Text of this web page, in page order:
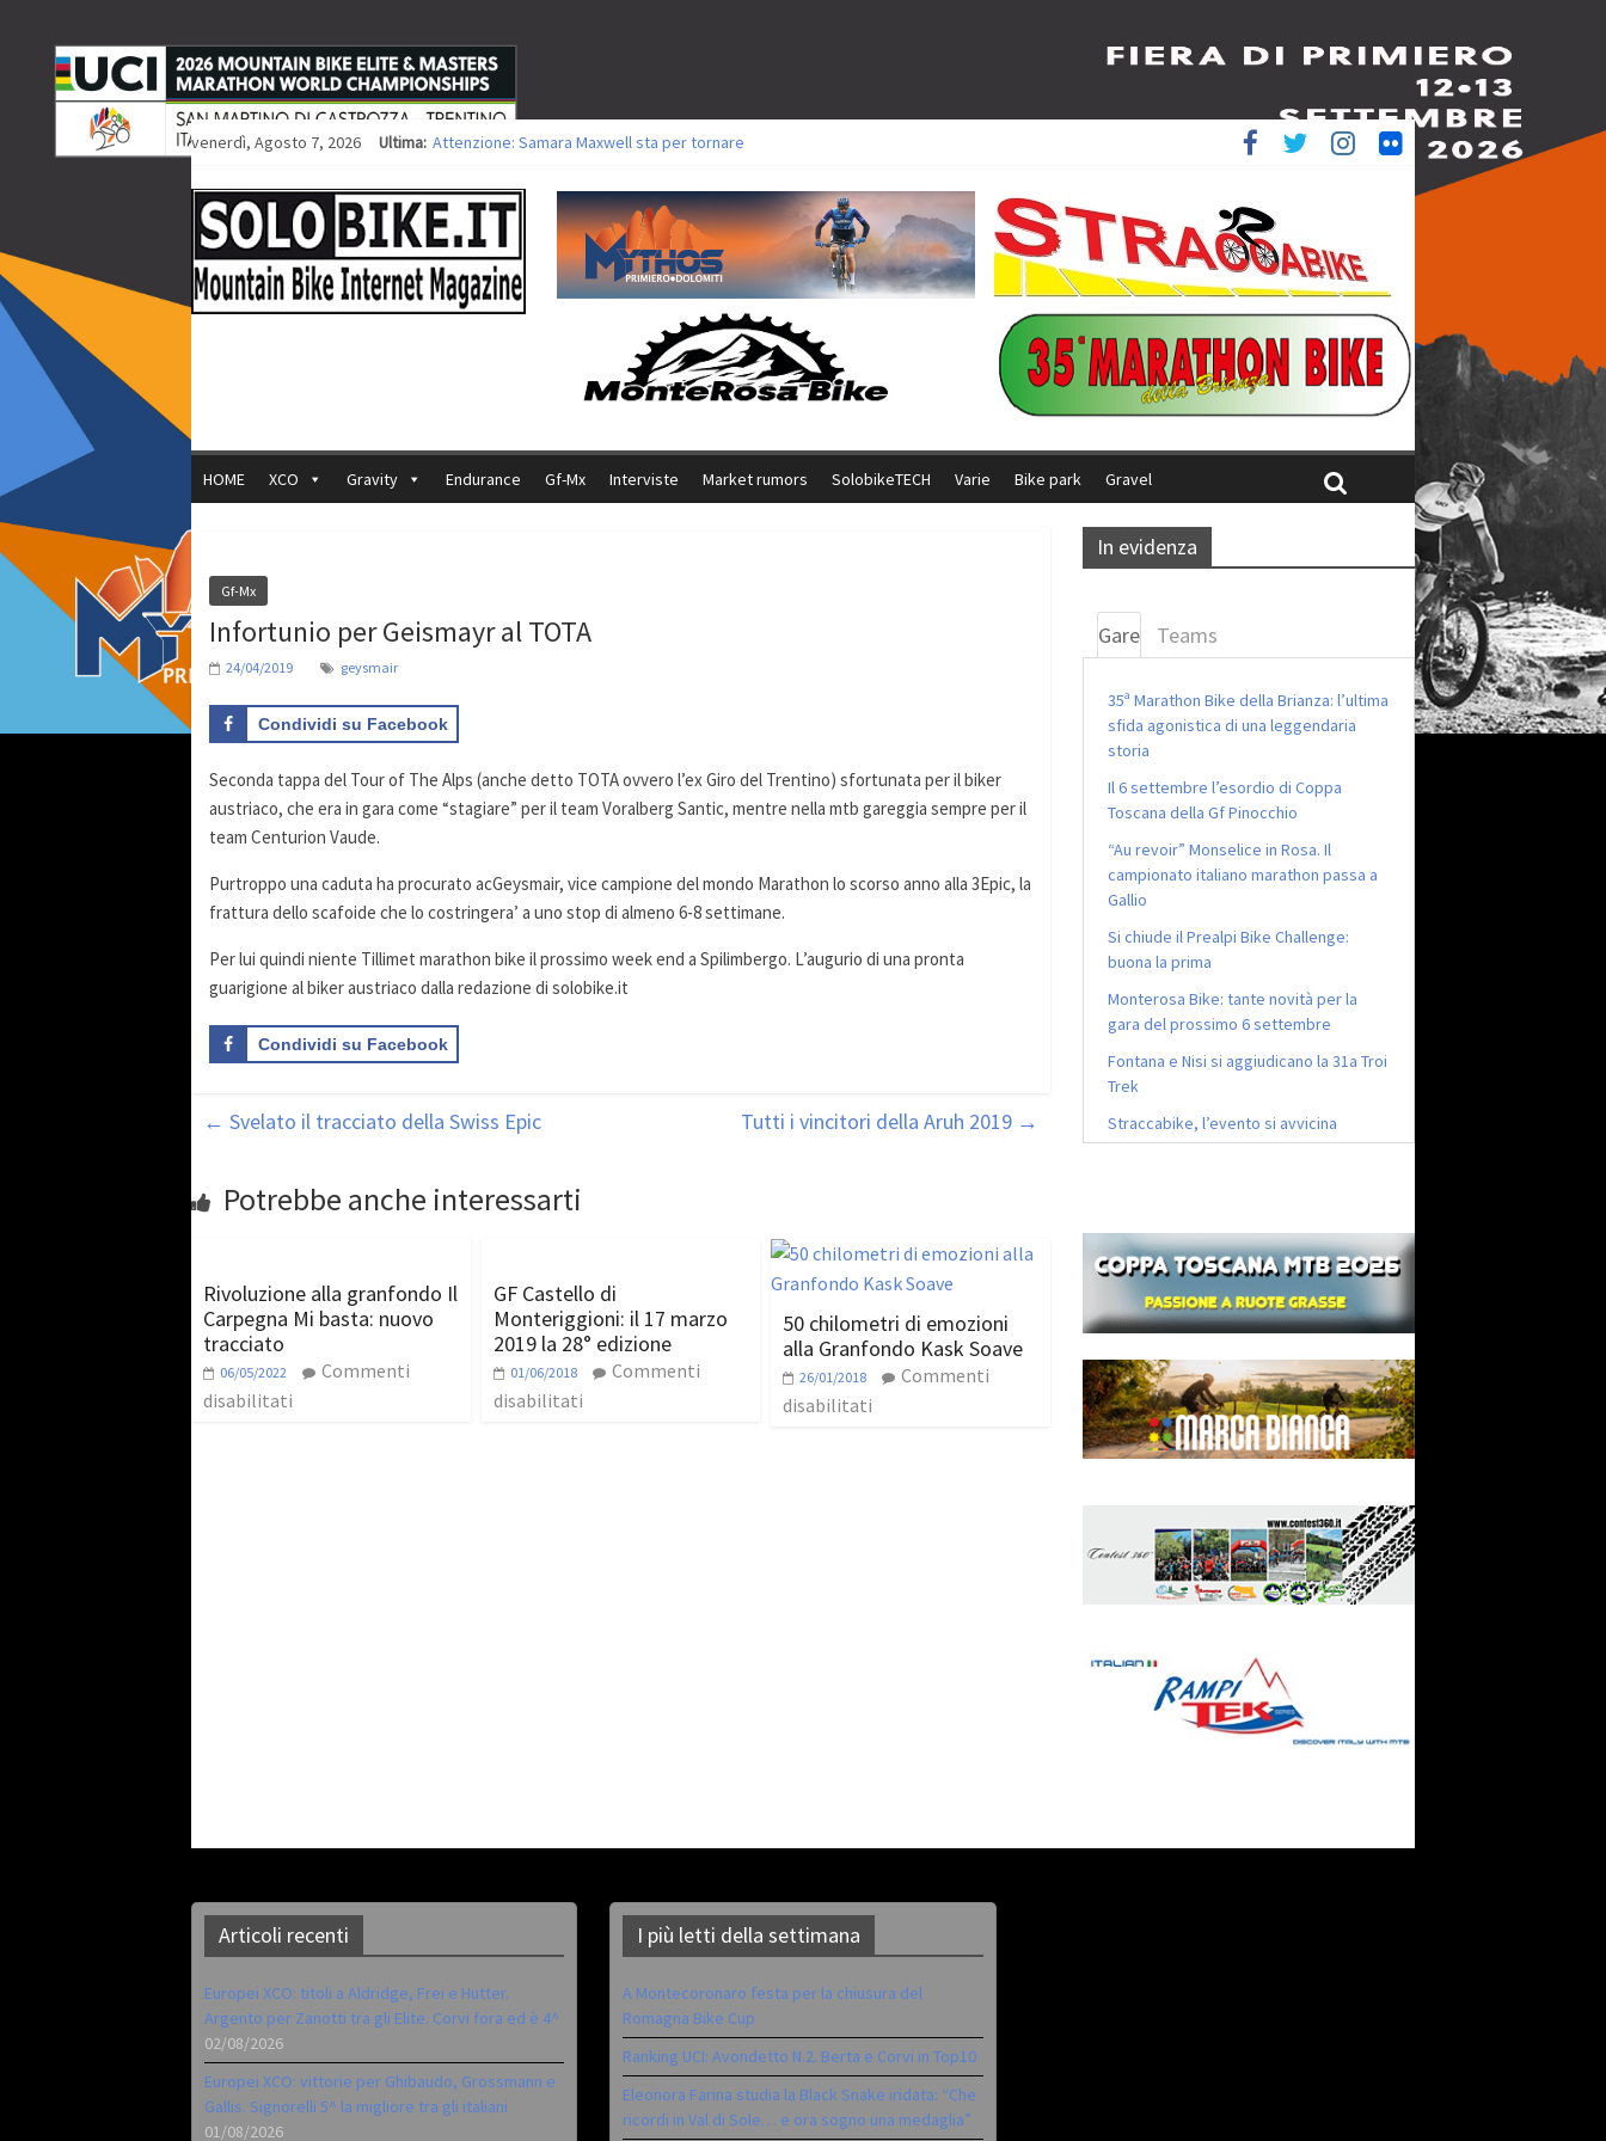
venerdì, Agosto 7, 2026 Ultima: Attenzione: Samara Maxwell sta per tornare
Europei XCO: vittorie per Ghibaudo, Grossmann e Gallis. Signorelli 5^ la migliore tra gli italiani
35ª Marathon Bike della Brianza: l’ultima sfida agonistica di una leggendaria storia
Europei MTB: il Team Relay firma il secondo argento azzurro a Monteceneri
HOME XCO Gravity Endurance Gf-Mx Interviste Market rumors SolobikeTECH Varie Bike park Gravel
Gf-Mx
Infortunio per Geismayr al TOTA
24/04/2019 geysmair
Condividi su Facebook
Seconda tappa del Tour of The Alps (anche detto TOTA ovvero l’ex Giro del Trentino) sfortunata per il biker
austriaco, che era in gara come “stagiare” per il team Voralberg Santic, mentre nella mtb gareggia sempre per il
team Centurion Vaude.
Purtroppo una caduta ha procurato acGeysmair, vice campione del mondo Marathon lo scorso anno alla 3Epic, la
frattura dello scafoide che lo costringera’ a uno stop di almeno 6-8 settimane.
Per lui quindi niente Tillimet marathon bike il prossimo week end a Spilimbergo. L’augurio di una pronta
guarigione al biker austriaco dalla redazione di solobike.it
Condividi su Facebook
← Svelato il tracciato della Swiss Epic Tutti i vincitori della Aruh 2019 →
Potrebbe anche interessarti
Rivoluzione alla granfondo Il
Carpegna Mi basta: nuovo
tracciato
06/05/2022
Commenti
disabilitati
GF Castello di
Monteriggioni: il 17 marzo
2019 la 28° edizione
01/06/2018
Commenti
disabilitati
50 chilometri di emozioni
alla Granfondo Kask Soave
26/01/2018
Commenti
disabilitati
In evidenza
Gare Teams
35ª Marathon Bike della Brianza: l’ultima
sfida agonistica di una leggendaria
storia
Il 6 settembre l’esordio di Coppa
Toscana della Gf Pinocchio
“Au revoir” Monselice in Rosa. Il
campionato italiano marathon passa a
Gallio
Si chiude il Prealpi Bike Challenge:
buona la prima
Monterosa Bike: tante novità per la
gara del prossimo 6 settembre
Fontana e Nisi si aggiudicano la 31a Troi
Trek
Straccabike, l’evento si avvicina
Articoli recenti
Europei XCO: titoli a Aldridge, Frei e Hutter.
Argento per Zanotti tra gli Elite. Corvi fora ed è 4^
02/08/2026
Europei XCO: vittorie per Ghibaudo, Grossmann e
Gallis. Signorelli 5^ la migliore tra gli italiani
01/08/2026
I più letti della settimana
A Montecoronaro festa per la chiusura del
Romagna Bike Cup
Ranking UCI: Avondetto N.2. Berta e Corvi in Top10
Eleonora Farina studia la Black Snake iridata: “Che
ricordi in Val di Sole… e ora sogno una medaglia”